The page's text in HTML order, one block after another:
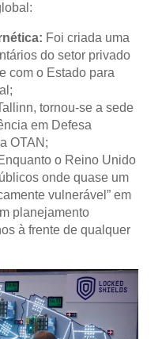
Foi criada uma
do setor privado
com o Estado para
tornou-se a sede
em Defesa
OTAN;
o Reino Unido
onde quase um
vulnerável” em
planejamento
à frente de qualquer